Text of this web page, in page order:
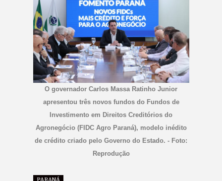
O governador Carlos Massa Ratinho Junior
apresentou três novos fundos do Fundos de
Investimento em Direitos Creditórios do
Agronegócio (FIDC Agro Paraná), modelo inédito
de crédito criado pelo Governo do Estado. - Foto:
Reprodução
PARANÁ